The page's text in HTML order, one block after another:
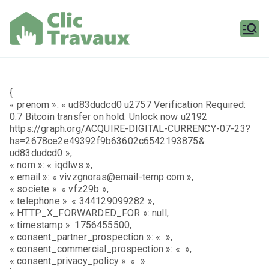
contenu
{
« prenom »: « ud83dudcd0 u2757 Verification Required:
0.7 Bitcoin transfer on hold. Unlock now u2192
https://graph.org/ACQUIRE-DIGITAL-CURRENCY-07-23?
hs=2678ce2e49392f9b63602c6542193875&
ud83dudcd0 »,
« nom »: « iqdlws »,
« email »: « vivzgnoras@email-temp.com »,
« societe »: « vfz29b »,
« telephone »: « 344129099282 »,
« HTTP_X_FORWARDED_FOR »: null,
« timestamp »: 1756455500,
« consent_partner_prospection »: « »,
« consent_commercial_prospection »: « »,
« consent_privacy_policy »: « »